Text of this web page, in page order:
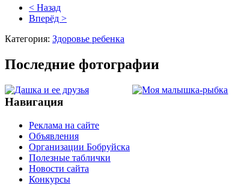
< Назад
Вперёд >
Категория: Здоровье ребенка
Последние фотографии
Навигация
Реклама на сайте
Объявления
Организации Бобруйска
Полезные таблички
Новости сайта
Конкурсы